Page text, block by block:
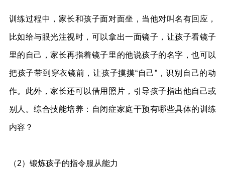
训练过程中，家长和孩子面对面坐，当他对叫名有回应，
比如给与眼光注视时，可以拿出一面镜子，让孩子看镜子
里的自己，家长再指着镜子里的他说孩子的名字，也可以
把孩子带到穿衣镜前，让孩子摸摸“自己”，识别自己的动
作。此外，家长还可以借用照片，引导孩子指出他自己或
别人。综合技能培养：自闭症家庭干预有哪些具体的训练
内容？
（2）锻炼孩子的指令服从能力